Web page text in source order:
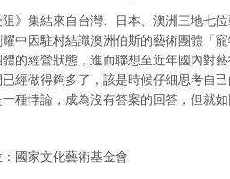
》集結來自台灣、日本、澳洲三地七
中因駐村結識澳洲伯斯的藝術團體「
的經營狀態，進而聯想至近年國內對
經做得夠多了，該是時候仔細思考自
種悖論，成為沒有答案的回答，但就
國家文化藝術基金會